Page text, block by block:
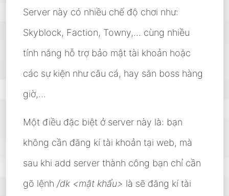
Server này có nhiều chế độ chơi như:
Skyblock, Faction, Towny,... cùng nhiều
tính năng hỗ trợ bảo mật tài khoản hoặc
các sự kiện như câu cá, hay săn boss hàng
giờ,...
Một điều đặc biệt ở server này là: bạn
không cần đăng kí tài khoản tại web, mà
sau khi add server thành công bạn chỉ cần
gõ lệnh /dk <mật khẩu> là sẽ đăng kí tài